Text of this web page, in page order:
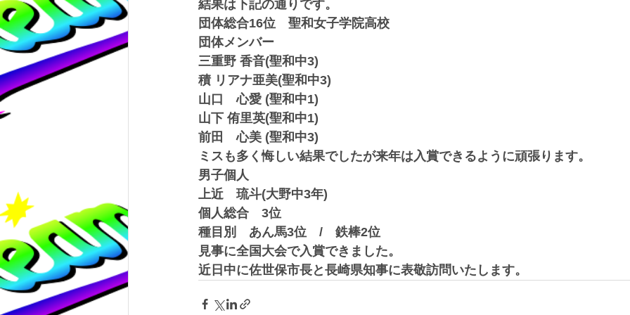
結果は下記の通りです。
団体総合16位　聖和女子学院高校
団体メンバー
三重野 香音(聖和中3)
積 リアナ亜美(聖和中3)
山口　心愛 (聖和中1)
山下 侑里英(聖和中1)
前田　心美 (聖和中3)
ミスも多く悔しい結果でしたが来年は入賞できるように頑張ります。
男子個人
上近　琉斗(大野中3年)
個人総合　3位
種目別　あん馬3位　/　鉄棒2位
見事に全国大会で入賞できました。
近日中に佐世保市長と長崎県知事に表敬訪問いたします。